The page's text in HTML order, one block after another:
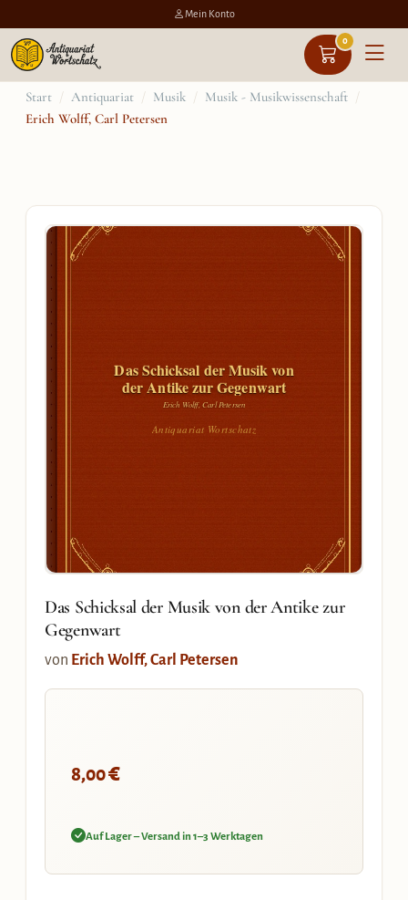
Mein Konto
0
Zum
Inhalt
Start / Antiquariat / Musik / Musik - Musikwissenschaft /
Erich Wolff, Carl Petersen
Das Schicksal der Musik von
der Antike zur Gegenwart
Erich Wolff, Carl Petersen
Antiquariat Wortschatz
Das Schicksal der Musik von der Antike zur
Gegenwart
von Erich Wolff, Carl Petersen
8,00€
Auf Lager – Versand in 1–3 Werktagen